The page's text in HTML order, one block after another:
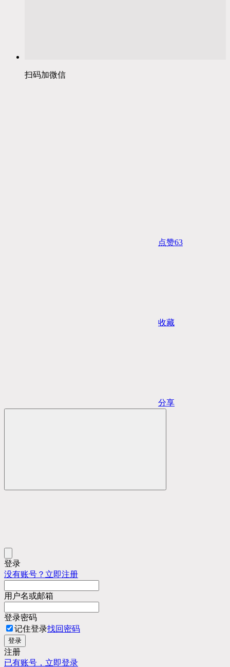
扫码加微信
点赞63
收藏
分享
登录
没有账号？立即注册
用户名或邮箱
登录密码
记住登录找回密码
登录
注册
已有账号，立即登录